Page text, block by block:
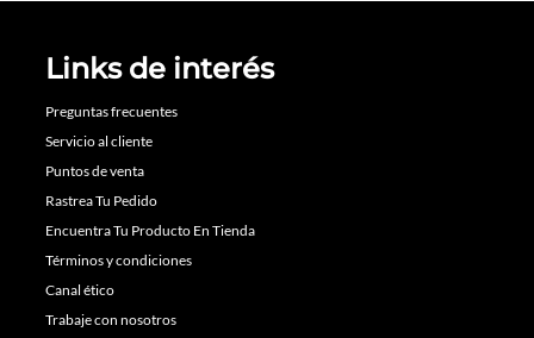
Links de interés
Preguntas frecuentes
Servicio al cliente
Puntos de venta
Rastrea Tu Pedido
Encuentra Tu Producto En Tienda
Términos y condiciones
Canal ético
Trabaje con nosotros